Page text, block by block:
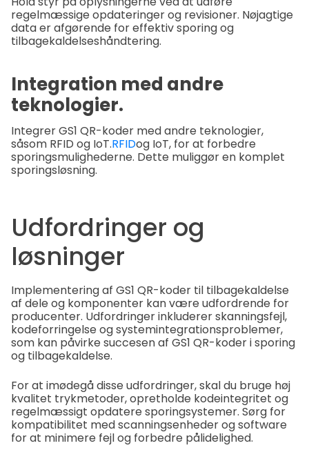
regelmæssige opdateringer og revisioner. Nøjagtige
data er afgørende for effektiv sporing og
tilbagekaldelseshåndtering.
Integration med andre
teknologier.
Integrer GS1 QR-koder med andre teknologier,
såsom RFID og IoT.RFIDog IoT, for at forbedre
sporingsmulighederne. Dette muliggør en komplet
sporingsløsning.
Udfordringer og
løsninger
Implementering af GS1 QR-koder til tilbagekaldelse
af dele og komponenter kan være udfordrende for
producenter. Udfordringer inkluderer skanningsfejl,
kodeforringelse og systemintegrationsproblemer,
som kan påvirke succesen af GS1 QR-koder i sporing
og tilbagekaldelse.
For at imødegå disse udfordringer, skal du bruge høj
kvalitet trykmetoder, opretholde kodeintegritet og
regelmæssigt opdatere sporingsystemer. Sørg for
kompatibilitet med scanningsenheder og software
for at minimere fejl og forbedre pålidelighed.